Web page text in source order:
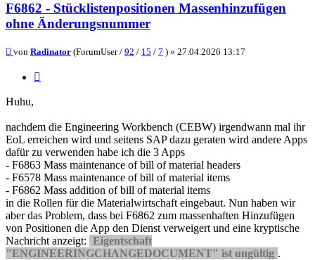
F6862 - Stücklistenpositionen Massenhinzufügen
ohne Änderungsnummer
Beitrag
von Radinator (ForumUser / 92 / 15 / 7 ) » 27.04.2026 13:17
Huhu,
nachdem die Engineering Workbench (CEBW) irgendwann mal ihr
EoL erreichen wird und seitens SAP dazu geraten wird andere Apps
dafür zu verwenden habe ich die 3 Apps
- F6863 Mass maintenance of bill of material headers
- F6578 Mass maintenance of bill of material items
- F6862 Mass addition of bill of material items
in die Rollen für die Materialwirtschaft eingebaut. Nun haben wir
aber das Problem, dass bei F6862 zum massenhaften Hinzufügen
von Positionen die App den Dienst verweigert und eine kryptische
Nachricht anzeigt: Eigentschaft
"ENGINEERINGCHANGEDOCUMENT" ist ungültig .